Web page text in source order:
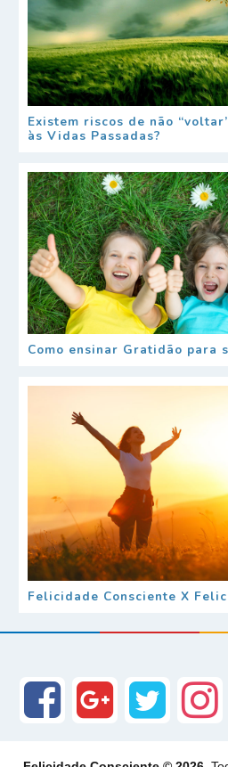
Existem riscos de não
às Vidas Passadas?
Como ensinar Gratidão para
Felicidade Consciente X